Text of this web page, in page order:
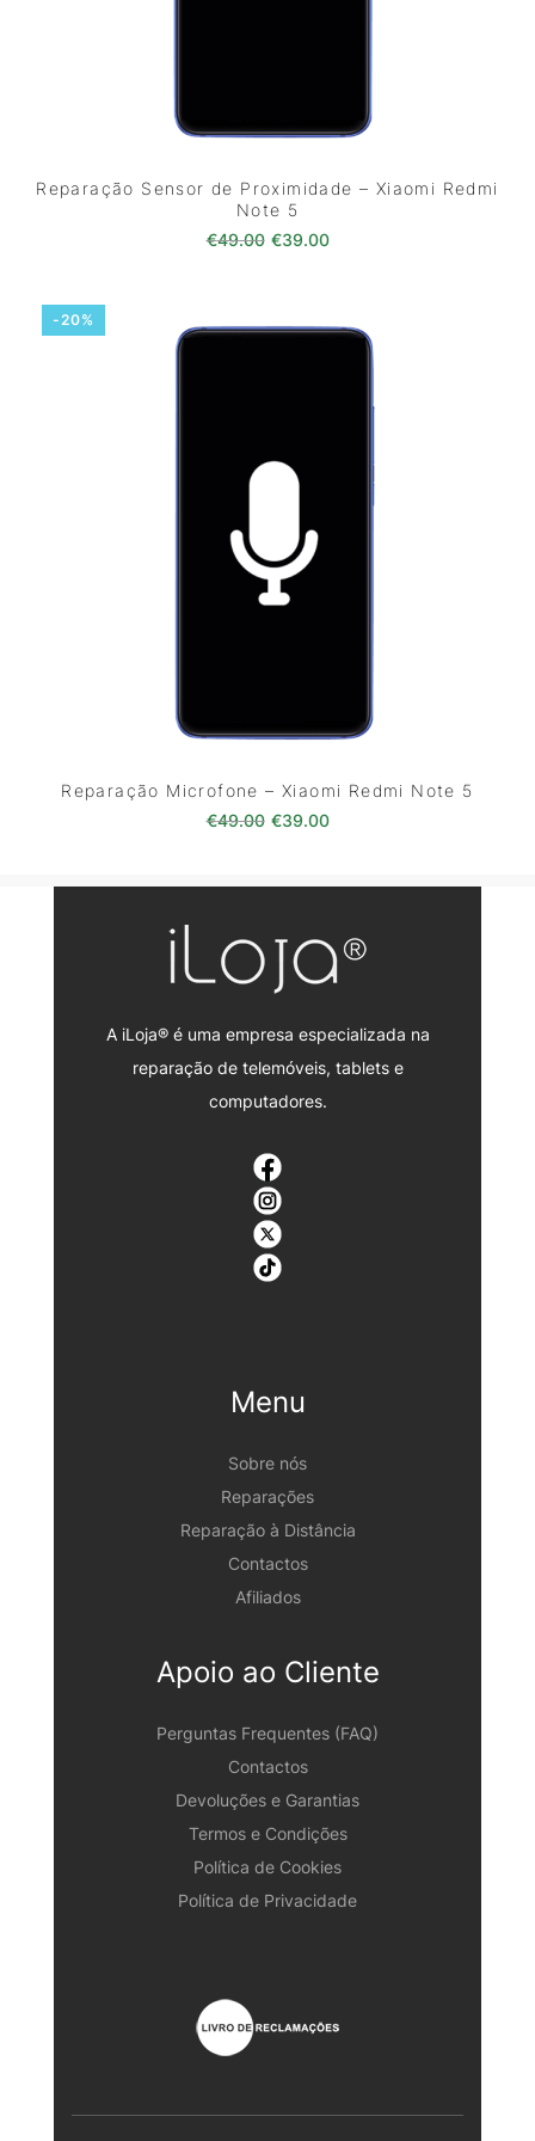
Reparação Sensor de Proximidade – Xiaomi Redmi
Note 5
€49.00 O preço original era: €49.00.
€39.00O preço atual é:
-20%
Reparação Microfone – Xiaomi Redmi Note 5
€49.00 O preço original era: €49.00.
€39.00O preço atual é:
A iLoja® é uma empresa especializada na
reparação de telemóveis, tablets e
computadores.
Menu
Sobre nós
Reparações
Reparação à Distância
Contactos
Afiliados
Apoio ao Cliente
Perguntas Frequentes (FAQ)
Contactos
Devoluções e Garantias
Termos e Condições
Política de Cookies
Política de Privacidade